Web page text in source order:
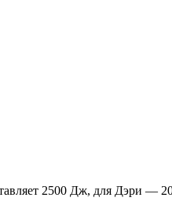
2500 Дж, для Дэри —